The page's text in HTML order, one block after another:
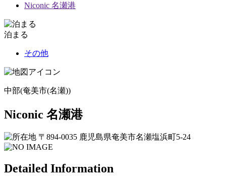
Niconic 名瀬港
泊まる
その他
中部(奄美市(名瀬))
Niconic 名瀬港
〒894-0035 鹿児島県奄美市名瀬塩浜町5-24
Detailed Information